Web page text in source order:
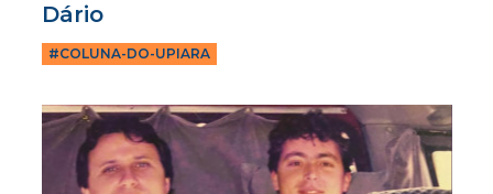
Dário
#COLUNA-DO-UPIARA